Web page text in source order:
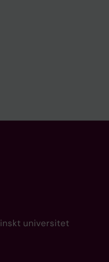
universitet